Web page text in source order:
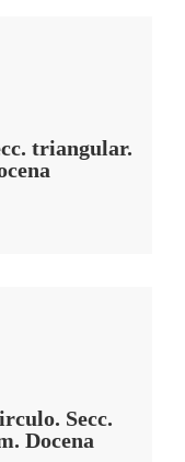
triangular.
Secc.
Docena